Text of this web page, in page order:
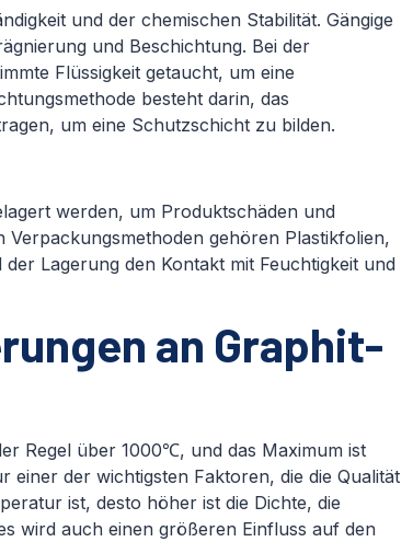
und der chemischen Stabilität. Gängige
und Beschichtung. Bei der
Flüssigkeit getaucht, um eine
besteht darin, das
um eine Schutzschicht zu bilden.
werden, um Produktschäden und
gehören Plastikfolien,
Lagerung den Kontakt mit Feuchtigkeit und
an Graphit-
Regel über 1000℃, und das Maximum ist
der wichtigsten Faktoren, die die Qualität
ist, desto höher ist die Dichte, die
wird auch einen größeren Einfluss auf den